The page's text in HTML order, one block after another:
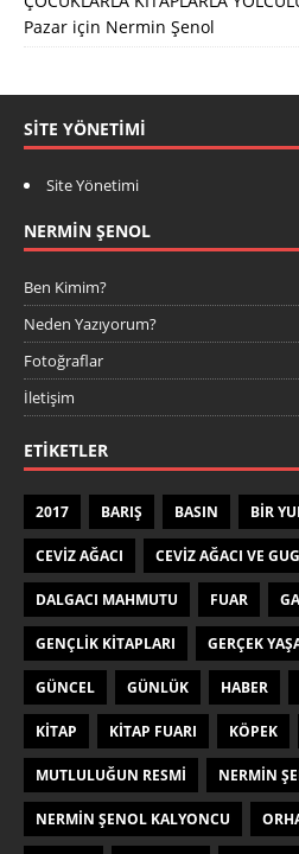
Pazar için Nermin Şenol
SITE YÖNETIMI
Site Yönetimi
NERMIN ŞENOL
Ben Kimim?
Neden Yazıyorum?
Fotoğraflar
İletişim
ETIKETLER
2017 BARIŞ BASIN BIR
CEVIZ AĞACI CEVIZ AĞACI VE
DALGACI MAHMUTU FUAR
GENÇLIK KITAPLARI GERÇEK
GÜNCEL GÜNLÜK HABER
KITAP KITAP FUARI KÖPEK
MUTLULUĞUN RESMI NERMIN
NERMIN ŞENOL KALYONCU